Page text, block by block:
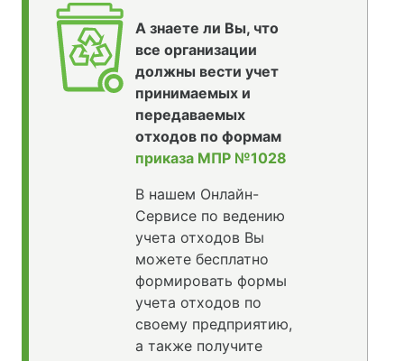
А знаете ли Вы, что
все организации
должны вести учет
принимаемых и
передаваемых
отходов по формам
приказа МПР №1028
В нашем Онлайн-
Сервисе по ведению
учета отходов Вы
можете бесплатно
формировать формы
учета отходов по
своему предприятию,
а также получите